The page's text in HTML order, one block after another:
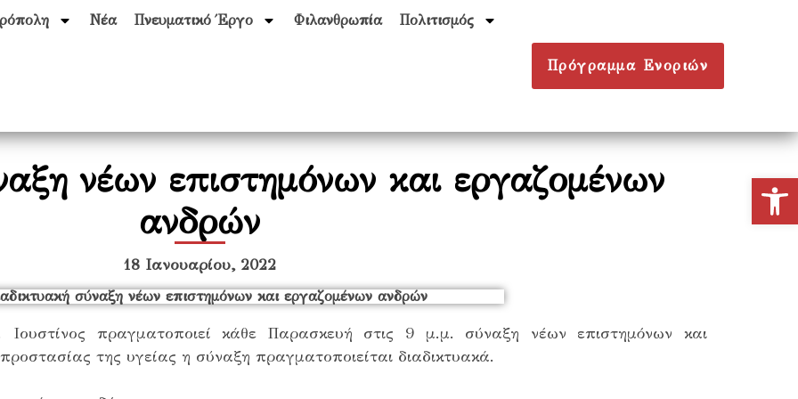
Νέα Πνευματικό Έργο Φιλανθρωπία Πολιτισμός
Πρόγραμμα Ενοριών
νέων επιστημόνων και εργαζομένων
ανδρών
18 Ιανουαρίου, 2022
πραγματοποιεί κάθε Παρασκευή στις 9 μ.μ. σύναξη νέων επιστημόνων και
της υγείας η σύναξη πραγματοποιείται διαδικτυακά.